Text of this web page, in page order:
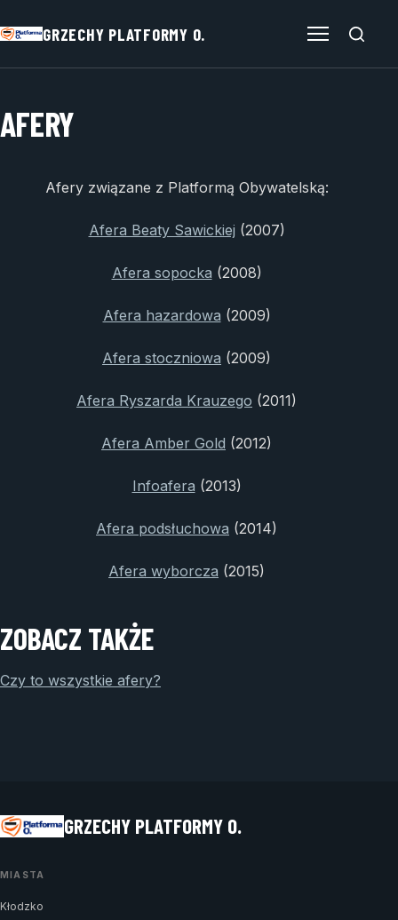
GRZECHY PLATFORMY O.
AFERY
Afery związane z Platformą Obywatelską:
Afera Beaty Sawickiej (2007)
Afera sopocka (2008)
Afera hazardowa (2009)
Afera stoczniowa (2009)
Afera Ryszarda Krauzego (2011)
Afera Amber Gold (2012)
Infoafera (2013)
Afera podsłuchowa (2014)
Afera wyborcza (2015)
ZOBACZ TAKŻE
Czy to wszystkie afery?
GRZECHY PLATFORMY O.
MIASTA
Kłodzko